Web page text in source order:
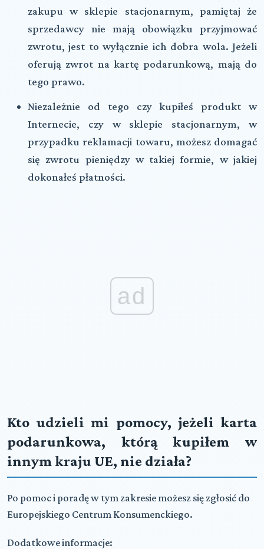
zakupu w sklepie stacjonarnym, pamiętaj że
sprzedawcy nie mają obowiązku przyjmować
zwrotu, jest to wyłącznie ich dobra wola. Jeżeli
oferują zwrot na kartę podarunkową, mają do
tego prawo.
Niezależnie od tego czy kupiłeś produkt w
Internecie, czy w sklepie stacjonarnym, w
przypadku reklamacji towaru, możesz domagać
się zwrotu pieniędzy w takiej formie, w jakiej
dokonałeś płatności.
ad
Kto udzieli mi pomocy, jeżeli karta
podarunkowa, którą kupiłem w
innym kraju UE, nie działa?
Po pomoc i poradę w tym zakresie możesz się zgłosić do
Europejskiego Centrum Konsumenckiego.
Dodatkowe informacje: